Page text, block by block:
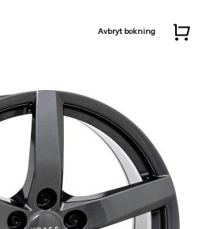
Avbryt bokning